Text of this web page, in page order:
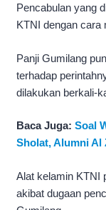
Pencabulan yang
KTNI dengan cara
Panji Gumilang
terhadap
dilakukan berkali-
Baca Juga: Soal
Sholat, Alumni Al
Alat kelamin KTNI
akibat dugaan